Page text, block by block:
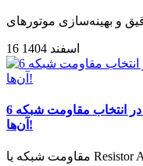
16 اسفند 1404
6 اشتباه رایج در انتخاب مقاومت شبکه (Array) و روش جلوگیری از
آن‌ها!